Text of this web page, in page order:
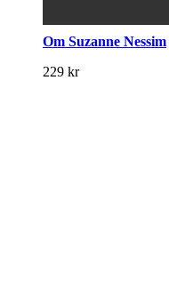
Om Suzanne Nessim
229 kr